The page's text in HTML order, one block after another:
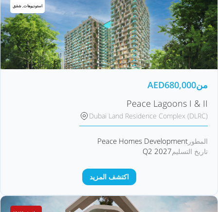
استوديوهات, شقق
من AED680,000
Peace Lagoons I & II
Dubai Land Residence Complex (DLRC)
المطور Peace Homes Development
تاريخ التسليمQ2 2027
اكتشف المزيد